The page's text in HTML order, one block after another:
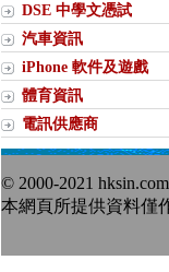
DSE 中學文憑試
汽車資訊
iPhone 軟件及遊戲
體育資訊
電訊供應商
© 2000-2021
本網頁所提供資料僅